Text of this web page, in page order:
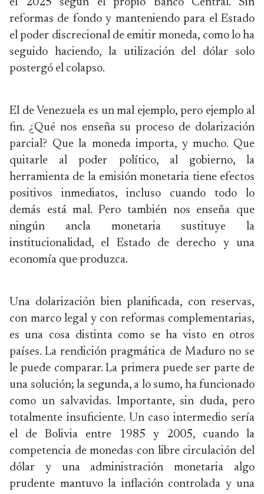
el 2025 según el propio Banco Central. Sin
reformas de fondo y manteniendo para el Estado
el poder discrecional de emitir moneda, como lo ha
seguido haciendo, la utilización del dólar solo
postergó el colapso.
El de Venezuela es un mal ejemplo, pero ejemplo al
fin. ¿Qué nos enseña su proceso de dolarización
parcial? Que la moneda importa, y mucho. Que
quitarle al poder político, al gobierno, la
herramienta de la emisión monetaria tiene efectos
positivos inmediatos, incluso cuando todo lo
demás está mal. Pero también nos enseña que
ningún ancla monetaria sustituye la
institucionalidad, el Estado de derecho y una
economía que produzca.
Una dolarización bien planificada, con reservas,
con marco legal y con reformas complementarias,
es una cosa distinta como se ha visto en otros
países. La rendición pragmática de Maduro no se
le puede comparar. La primera puede ser parte de
una solución; la segunda, a lo sumo, ha funcionado
como un salvavidas. Importante, sin duda, pero
totalmente insuficiente. Un caso intermedio sería
el de Bolivia entre 1985 y 2005, cuando la
competencia de monedas con libre circulación del
dólar y una administración monetaria algo
prudente mantuvo la inflación controlada y una